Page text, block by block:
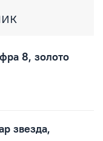
8, золото
звезда,